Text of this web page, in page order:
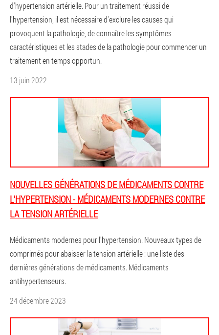
d'hypertension artérielle. Pour un traitement réussi de
l'hypertension, il est nécessaire d'exclure les causes qui
provoquent la pathologie, de connaître les symptômes
caractéristiques et les stades de la pathologie pour commencer un
traitement en temps opportun.
13 juin 2022
NOUVELLES GÉNÉRATIONS DE MÉDICAMENTS CONTRE
L'HYPERTENSION - MÉDICAMENTS MODERNES CONTRE
LA TENSION ARTÉRIELLE
Médicaments modernes pour l'hypertension. Nouveaux types de
comprimés pour abaisser la tension artérielle : une liste des
dernières générations de médicaments. Médicaments
antihypertenseurs.
24 décembre 2023